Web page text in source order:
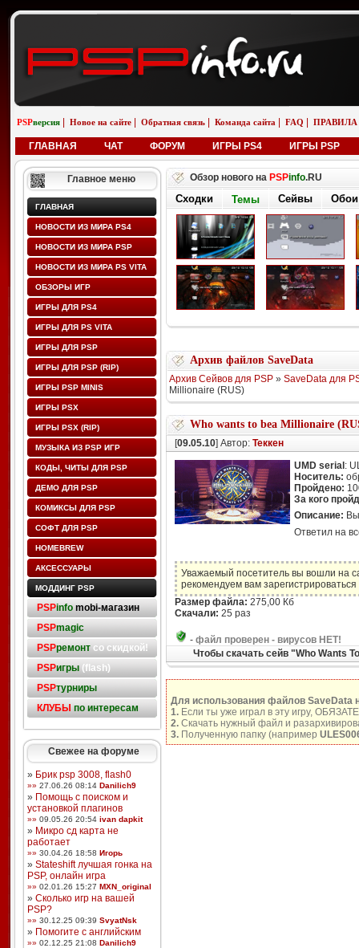
PSPверсия Новое на сайте Обратная связь Команда сайта FAQ ПРАВИЛА
ГЛАВНАЯ ЧАТ ФОРУМ ИГРЫ PS4 ИГРЫ PSP
Главное меню
ГЛАВНАЯ
НОВОСТИ ИЗ МИРА PS4
НОВОСТИ ИЗ МИРА PSP
НОВОСТИ ИЗ МИРА PS VITA
ОБЗОРЫ ИГР
ИГРЫ ДЛЯ PS4
ИГРЫ ДЛЯ PS VITA
ИГРЫ ДЛЯ PSP
ИГРЫ ДЛЯ PSP (RIP)
ИГРЫ PSP MINIS
ИГРЫ PSX
ИГРЫ PSX (RIP)
МУЗЫКА ИЗ PSP ИГР
КОДЫ, ЧИТЫ ДЛЯ PSP
ДЕМО ДЛЯ PSP
КОМИКСЫ ДЛЯ PSP
СОФТ ДЛЯ PSP
HOMEBREW
АКСЕССУАРЫ
МОДДИНГ PSP
PSPinfo mobi-магазин
PSPmagic
PSPремонтсо скидкой!
PSPигры(flash)
PSPтурниры
КЛУБЫ по интересам
Свежее на форуме
» Брик psp 3008, flash0
»» 27.06.26 08:14 Danilich9
» Помощь с поиском и
установкой плагинов
»» 09.05.26 20:54 ivan dapkit
» Микро сд карта не
работает
»» 30.04.26 18:58 Игорь
» Stateshift лучшая гонка на
PSP, онлайн игра
»» 02.01.26 15:27 MXN_original
» Сколько игр на вашей
PSP?
»» 30.12.25 09:39 SvyatNsk
» Помогите с английским
»» 02.12.25 21:08 Danilich9
Обзор нового на PSPinfo.RU
Сходки Темы Сейвы Обои
Архив файлов SaveData
Архив Сейвов для PSP» SaveData для
Millionaire (RUS)
Who wants to bea Millionaire
[09.05.10] Автор: Теккен
UMD serial :
Носитель:
Пройдено:
За кого
Описание:
Ответил на
Уважаемый посетитель вы вошли на
рекомендуем вам
Размер файла: 275,00 Кб
Скачали: 25 раз
- файл проверен - вирусов НЕТ!
Чтобы скачать сейв "Who Wants
Для использования файлов SaveData
1.Если ты уже играл в эту игру,
2.Скачать нужный файл и
3.Полученную папку (например